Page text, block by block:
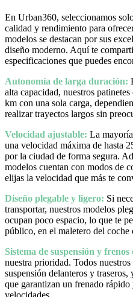
En Urban360, seleccionamos
calidad y rendimiento para
modelos se destacan por sus
diseño moderno. Aquí te
especificaciones que puedes
Autonomía de larga duración:
alta capacidad, nuestros
km con una sola carga,
realizar trayectos largos sin
Velocidad ajustable: La
una velocidad máxima de hasta
por la ciudad de forma segura.
modelos cuentan con modos de
elijas la velocidad que más te
Diseño plegable y ligero: Si
transportar, nuestros modelos
ocupan poco espacio, lo que te
público, en el maletero del coche
Sistema de suspensión y
nuestra prioridad. Todos
suspensión delanteros y
que garantizan un frenado
velocidades.